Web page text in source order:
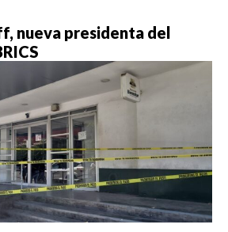
nueva presidenta del